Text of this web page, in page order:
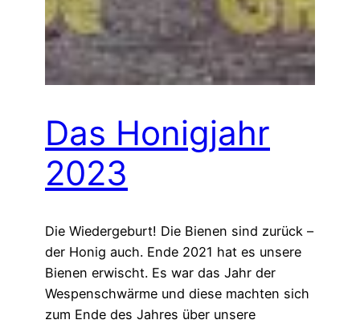
Das Honigjahr
2023
Die Wiedergeburt! Die Bienen sind zurück –
der Honig auch. Ende 2021 hat es unsere
Bienen erwischt. Es war das Jahr der
Wespenschwärme und diese machten sich
zum Ende des Jahres über unsere